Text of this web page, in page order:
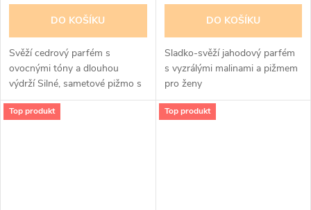
DO KOŠÍKU
Svěží cedrový parfém s
ovocnými tóny a dlouhou
výdrží Silné, sametové pižmo s
orientálním nádechem. hlubší,
víc orientální méně „čistý“, víc
DO KOŠÍKU
Sladko-svěží jahodový parfém
s vyzrálými malinami a pižmem
pro ženy
Top produkt Top produkt